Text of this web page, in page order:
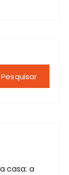
Pesquisar
casa: a